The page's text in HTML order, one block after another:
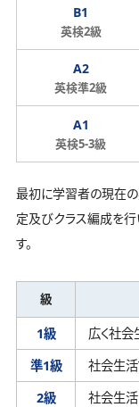
B1
英検2級
A2
英検準2級
A1
英検5-3級
最初に学習者の現在
定及びクラス編成を行
す。
級
1級 広く社会
準1級
社会生
2級
社会生活